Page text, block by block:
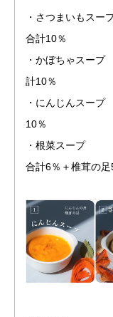
・さつまいもスー
合計10％
・かぼちゃスー
計10％
・にんじんスー
10％
・根菜スープ ：
合計6％＋椎茸の